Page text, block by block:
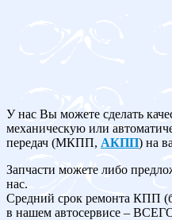
У нас Вы можете сделать
механическую или
передач (МКПП, АКПП) на
Запчасти можете либо
нас.
Средний срок ремонта КПП
в нашем автосервисе –